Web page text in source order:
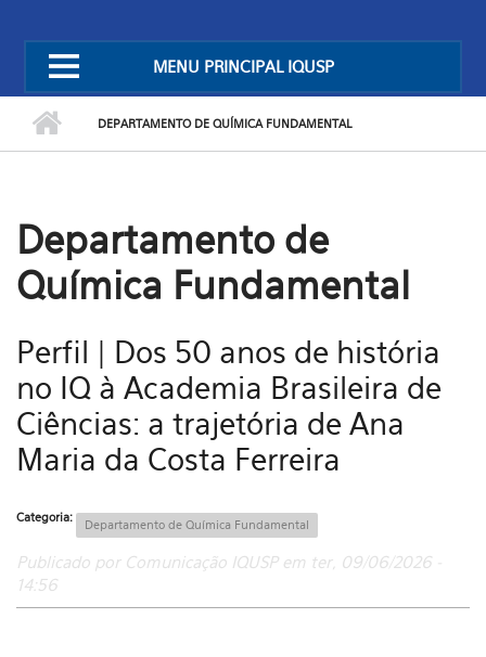
MENU PRINCIPAL IQUSP
DEPARTAMENTO DE QUÍMICA FUNDAMENTAL
Departamento de
Química Fundamental
Perfil | Dos 50 anos de história
no IQ à Academia Brasileira de
Ciências: a trajetória de Ana
Maria da Costa Ferreira
Categoria: Departamento de Química Fundamental
Publicado por Comunicação IQUSP em ter, 09/06/2026 -
14:56